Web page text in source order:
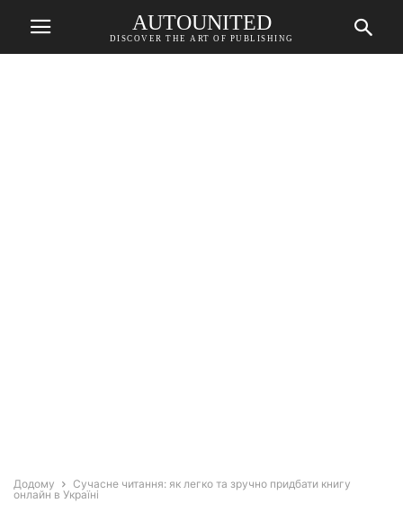
AUTOUNITED
DISCOVER THE ART OF PUBLISHING
Додому
Сучасне читання: як легко та зручно придбати книгу
онлайн в Україні